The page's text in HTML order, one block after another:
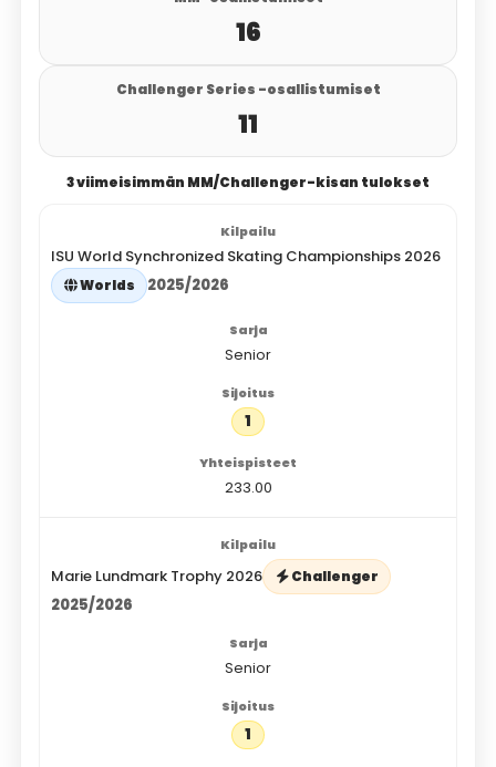
16
Challenger Series -osallistumiset
11
3 viimeisimmän MM/Challenger-kisan tulokset
ISU World Synchronized Skating Championships 2026
Worlds 2025/2026
Senior
1
233.00
Marie Lundmark Trophy 2026 Challenger
2025/2026
Senior
1